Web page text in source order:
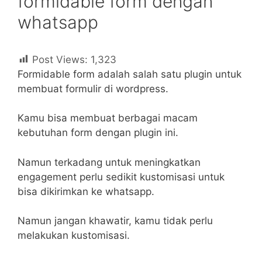
whatsapp
Post Views: 1,323
Formidable form adalah salah satu plugin untuk
membuat formulir di wordpress.
Kamu bisa membuat berbagai macam
kebutuhan form dengan plugin ini.
Namun terkadang untuk meningkatkan
engagement perlu sedikit kustomisasi untuk
bisa dikirimkan ke whatsapp.
Namun jangan khawatir, kamu tidak perlu
melakukan kustomisasi.